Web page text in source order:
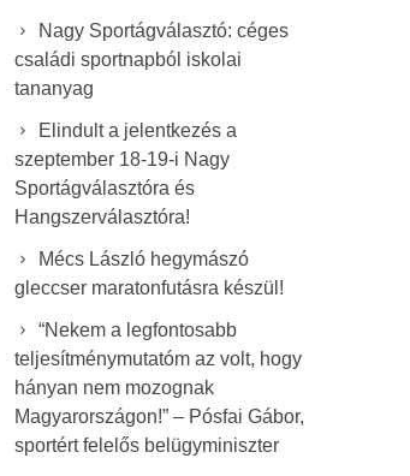
Nagy Sportágválasztó: céges
családi sportnapból iskolai
tananyag
Elindult a jelentkezés a
szeptember 18-19-i Nagy
Sportágválasztóra és
Hangszerválasztóra!
Mécs László hegymászó
gleccser maratonfutásra készül!
“Nekem a legfontosabb
teljesítménymutatóm az volt, hogy
hányan nem mozognak
Magyarországon!” – Pósfai Gábor,
sportért felelős belügyminiszter